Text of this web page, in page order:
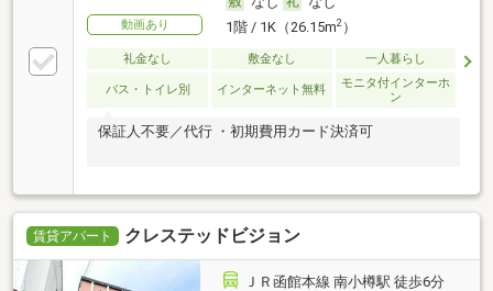
動画あり
1階 / 1K（26.15m2）
礼金なし 敷金なし 一人暮らし
バス・トイレ別 インターネット無料
モニタ付インターホ
ン
保証人不要／代行 ・初期費用カード決済可
賃貸アパート クレステッドビジョン
ＪＲ函館本線 南小樽駅 徒歩6分